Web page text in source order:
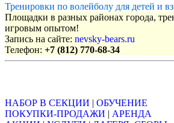
Тренировки по волейболу для детей и
Площадки в разных районах города,
игровым опытом!
Запись на сайте: nevsky-bears.ru
Телефон: +7 (812) 770-68-34
НАБОР В СЕКЦИИ | ОБУЧЕНИЕ
ПОКУПКИ-ПРОДАЖИ | АРЕНДА